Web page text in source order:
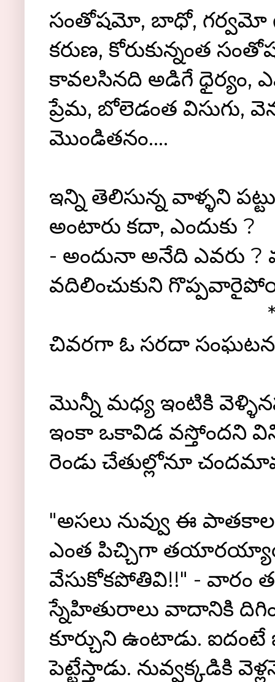
సంతోషమో, బాధో, గర్వమో
కరుణ, కోరుకున్నంత
కావలసినది అడిగే ధైర్యం,
ప్రేమ, బోలెడంత విసుగు,
మొండితనం....
ఇన్ని తెలిసున్న వాళ్ళని
అంటారు కదా, ఎందుకు ?
- అందునా అనేది ఎవరు ?
వదిలించుకుని
చివరగా ఓ సరదా
మొన్నీ మధ్య ఇంటికి
ఇంకా ఒకావిడ వస్తోందని
రెండు చేతుల్లోనూ
"అసలు నువ్వు ఈ పాతకాలం
ఎంత పిచ్చిగా
వేసుకోకపోతివి!!" - వారం
స్నేహితురాలు వాదానికి
కూర్చుని ఉంటాడు.
పెట్టేస్తాడు. నువ్వక్కడికి